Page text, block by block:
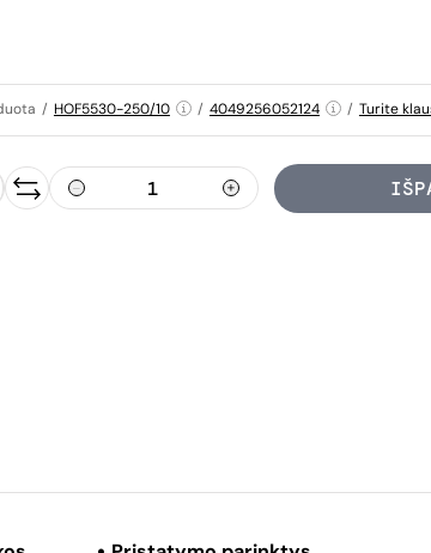
/ HOF5530-250/10 / 4049256052124 / Turite